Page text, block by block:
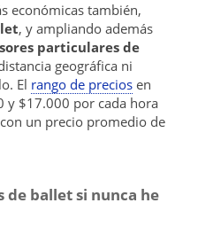
económicas también,
, y ampliando además
particulares de
geográfica ni
El rango de precios en
y $17.000 por cada hora
un precio promedio de
de ballet si nunca he